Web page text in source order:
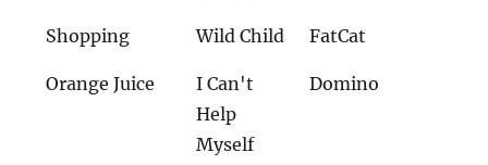
Shopping Wild Child FatCat
Orange Juice
I Can't
Help
Myself
Domino